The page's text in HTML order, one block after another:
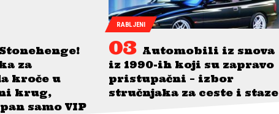
za
kroče u
krug,
samo VIP
RABLJENI
Automobili iz snova
iz 1990-ih koji su zapravo
pristupačni – izbor
stručnjaka za ceste i staze